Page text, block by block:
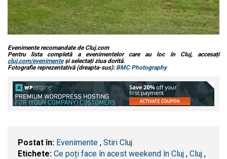
Evenimente recomandate de Cluj.com
Pentru lista completă a evenimentelor care au loc în Cluj, accesați
cluj.com/evenimenteși selectați ziua dorită.
Fotografie reprezentativă (dreapta-sus): BMC Photography
Postat în: Evenimente , Stiri Cluj
Etichete: Ce poți face în acest weekend în Cluj , ​Cluj ,